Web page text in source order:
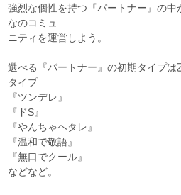
強烈な個性を持つ『パートナー』の
なのコミュ
ニティを運営しよう。
選べる『パートナー』の初期タイプ
タイプ
『ツンデレ』
『ドS』
『やんちゃヘタレ』
『温和で敬語』
『無口でクール』
などなど。